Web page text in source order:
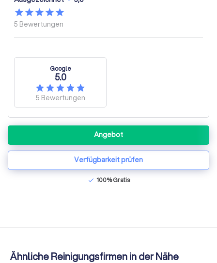
5 Bewertungen
Google
5.0
5 Bewertungen
Angebot
Verfügbarkeit prüfen
check 100% Gratis
Ähnliche Reinigungsfirmen in der Nähe